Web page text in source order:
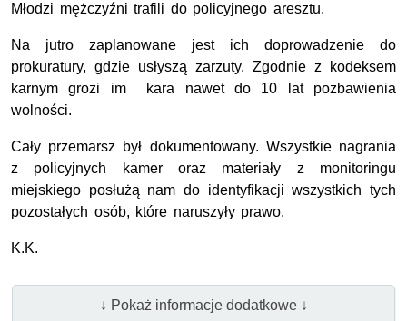
Młodzi mężczyźni trafili do policyjnego aresztu.
Na jutro zaplanowane jest ich doprowadzenie do
prokuratury, gdzie usłyszą zarzuty. Zgodnie z kodeksem
karnym grozi im kara nawet do 10 lat pozbawienia
wolności.
Cały przemarsz był dokumentowany. Wszystkie nagrania
z policyjnych kamer oraz materiały z monitoringu
miejskiego posłużą nam do identyfikacji wszystkich tych
pozostałych osób, które naruszyły prawo.
K.K.
↓ Pokaż informacje dodatkowe ↓